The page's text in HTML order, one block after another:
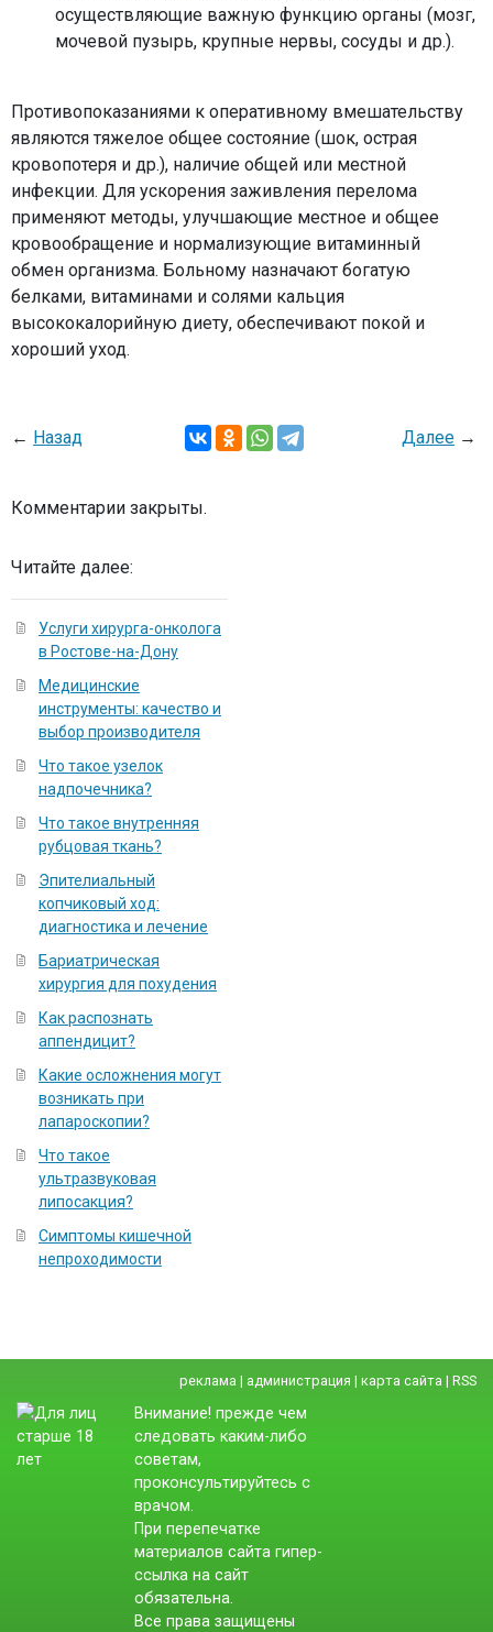
осуществляющие важную функцию органы (мозг,
мочевой пузырь, крупные нервы, сосуды и др.).
Противопоказаниями к оперативному вмешательству
являются тяжелое общее состояние (шок, острая
кровопотеря и др.), наличие общей или местной
инфекции. Для ускорения заживления перелома
применяют методы, улучшающие местное и общее
кровообращение и нормализующие витаминный
обмен организма. Больному назначают богатую
белками, витаминами и солями кальция
высококалорийную диету, обеспечивают покой и
хороший уход.
← Назад Далее →
Комментарии закрыты.
Читайте далее:
Услуги хирурга-онколога
в Ростове-на-Дону
Медицинские
инструменты: качество и
выбор производителя
Что такое узелок
надпочечника?
Что такое внутренняя
рубцовая ткань?
Эпителиальный
копчиковый ход:
диагностика и лечение
Бариатрическая
хирургия для похудения
Как распознать
аппендицит?
Какие осложнения могут
возникать при
лапароскопии?
Что такое
ультразвуковая
липосакция?
Симптомы кишечной
непроходимости
реклама | администрация | карта сайта | RSS
Внимание! прежде чем
следовать каким-либо
советам,
проконсультируйтесь с
врачом.
При перепечатке
материалов сайта гипер-
ссылка на сайт
обязательна.
Все права защищены